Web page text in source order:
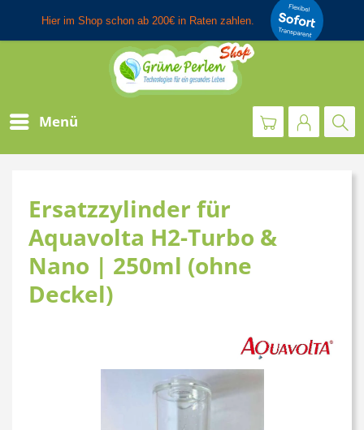
Menü
Ersatzzylinder für
Aquavolta H2-Turbo &
Nano | 250ml (ohne
Deckel)